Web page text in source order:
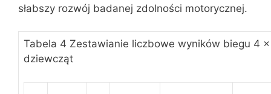
słabszy rozwój badanej zdolności motorycznej.
Tabela 4 Zestawianie liczbowe wyników biegu 4
dziewcząt